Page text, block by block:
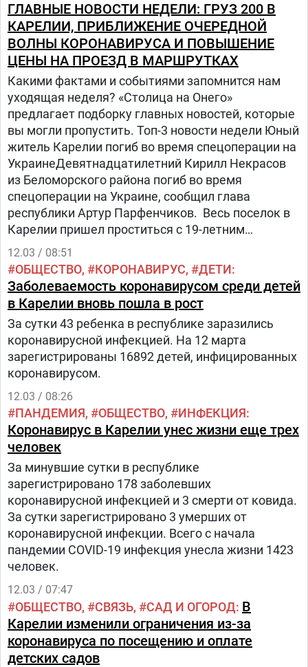
ГЛАВНЫЕ НОВОСТИ НЕДЕЛИ: ГРУЗ 200 В
КАРЕЛИИ, ПРИБЛИЖЕНИЕ ОЧЕРЕДНОЙ
ВОЛНЫ КОРОНАВИРУСА И ПОВЫШЕНИЕ
ЦЕНЫ НА ПРОЕЗД В МАРШРУТКАХ
Какими фактами и событиями запомнится нам
уходящая неделя? «Столица на Онего»
предлагает подборку главных новостей, которые
вы могли пропустить. Топ-3 новости недели Юный
житель Карелии погиб во время спецоперации на
УкраинеДевятнадцатилетний Кирилл Некрасов
из Беломорского района погиб во время
спецоперации на Украине, сообщил глава
республики Артур Парфенчиков. Весь поселок в
Карелии пришел проститься с 19-летним
Кириллом Некрасовым, погибшим во время
спецоперации на Украине (ФОТО) Артур
Парфенчиков сообщил о втором жителе
республики, погибшем в ходе спецоперации
российских войск на ДонбассеНикита Ерошкин из
села Деревянное Прионежского района был
командиром отделения инженерно-саперного
взвода, сообщил глава Карелии. Стало известно,
как погиб на Украине 21-летний Никита Ерошкин
из Карелии Михаил Охлопков: Карелия может
столкнуться с очередной волной
коронавирусаМинистр здравоохранения
республики Михаил Охлопков сообщил, что в
Карелии произошло резкое снижение уровня
коллективного иммунитета от коронавируса.
Повышения цены за проезд в маршрутках
Петрозаводска не избежать?Какова будет цена
автобусного билета — это будет решено на
переговорном процессе, к которому и
транспортные предприятия, и мэрия столицы
12.03 / 08:51
ОБЩЕСТВО КОРОНАВИРУС ДЕТИ
Заболеваемость коронавирусом среди детей
в Карелии вновь пошла в рост
За сутки 43 ребенка в республике заразились
коронавирусной инфекцией. На 12 марта
зарегистрированы 16892 детей, инфицированных
коронавирусом.
12.03 / 08:26
ПАНДЕМИЯ ОБЩЕСТВО ИНФЕКЦИЯ
Коронавирус в Карелии унес жизни еще трех
человек
За минувшие сутки в республике
зарегистрировано 178 заболевших
коронавирусной инфекцией и 3 смерти от ковида.
За сутки зарегистрировано 3 умерших от
коронавирусной инфекции. Всего с начала
пандемии COVID-19 инфекция унесла жизни 1423
человек.
12.03 / 07:47
ОБЩЕСТВО СВЯЗЬ САД И ОГОРОД В
Карелии изменили ограничения из-за
коронавируса по посещению и оплате
детских садов